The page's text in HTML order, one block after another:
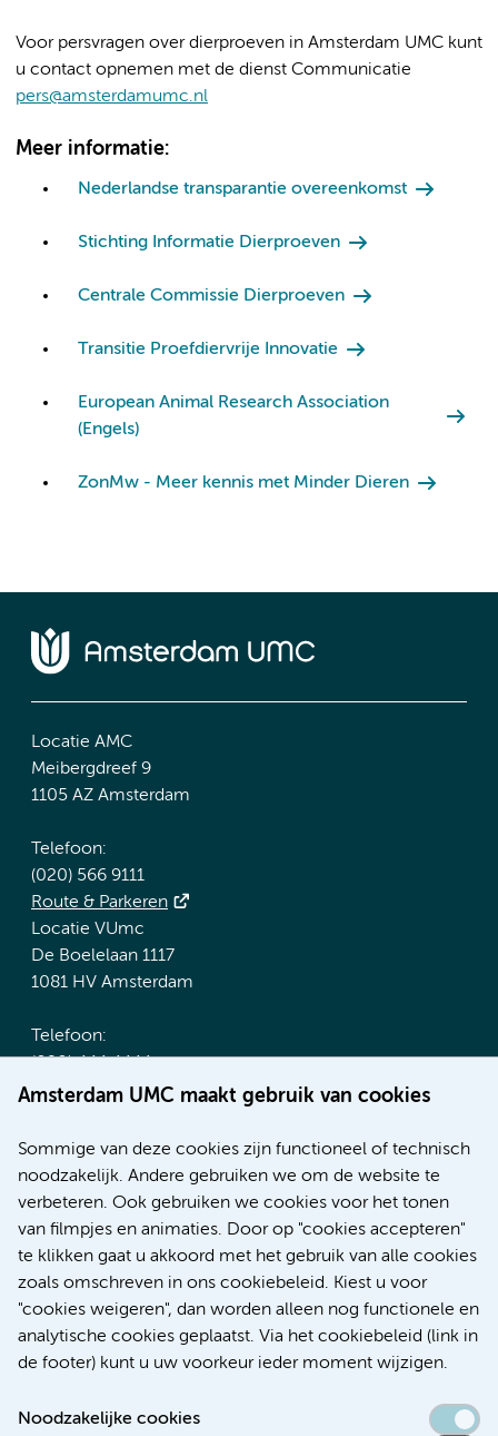
Amsterdam UMC maakt gebruik van cookies
Sommige van deze cookies zijn functioneel of technisch
noodzakelijk. Andere gebruiken we om de website te
verbeteren. Ook gebruiken we cookies voor het tonen
van filmpjes en animaties. Door op "cookies accepteren"
te klikken gaat u akkoord met het gebruik van alle cookies
zoals omschreven in ons cookiebeleid. Kiest u voor
"cookies weigeren", dan worden alleen nog functionele en
analytische cookies geplaatst. Via het cookiebeleid (link in
de footer) kunt u uw voorkeur ieder moment wijzigen.
Noodzakelijke cookies
Voor persvragen over dierproeven in Amsterdam UMC kunt
u contact opnemen met de dienst Communicatie
pers@amsterdamumc.nl
Meer informatie:
Nederlandse transparantie overeenkomst
Stichting Informatie Dierproeven
Centrale Commissie Dierproeven
Transitie Proefdiervrije Innovatie
European Animal Research Association
(Engels)
ZonMw - Meer kennis met Minder Dieren
Locatie AMC
Meibergdreef 9
1105 AZ Amsterdam
Telefoon:
(020) 566 9111
Route & Parkeren
Locatie VUmc
De Boelelaan 1117
1081 HV Amsterdam
Telefoon:
(020) 444 4444
Route & Parkeren
Meer Amsterdam UMC websites:
Werken bij Amsterdam UMC
Over Amsterdam UMC
Nieuws
Research
Educatie Locatie VUmc